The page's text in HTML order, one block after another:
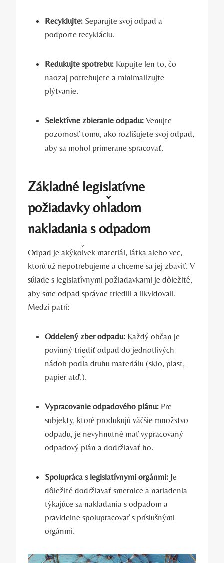
Recyklujte: Separujte svoj odpad a
podporte recykláciu.
Redukujte spotrebu: Kupujte len to, čo
naozaj potrebujete a minimalizujte
plýtvanie.
Selektívne zbieranie odpadu: Venujte
pozornosť tomu, ako rozlišujete svoj odpad,
aby sa mohol primerane spracovať.
Základné legislatívne
požiadavky ohľadom
nakladania s odpadom
Odpad je akýkoľvek materiál, látka alebo vec,
ktorú už nepotrebujeme a chceme sa jej zbaviť. V
súlade s legislatívnymi požiadavkami je dôležité,
aby sme odpad správne triedili a likvidovali.
Medzi patrí:
Oddelený zber odpadu: Každý občan je
povinný triediť odpad do jednotlivých
nádob podľa druhu materiálu (sklo, plast,
papier atď.).
Vypracovanie odpadového plánu: Pre
subjekty, ktoré produkujú väčšie množstvo
odpadu, je nevyhnutné mať vypracovaný
odpadový plán a dodržiavať ho.
Spolupráca s legislatívnymi orgánmi: Je
dôležité dodržiavať smernice a nariadenia
týkajúce sa nakladania s odpadom a
pravidelne spolupracovať s príslušnými
orgánmi.